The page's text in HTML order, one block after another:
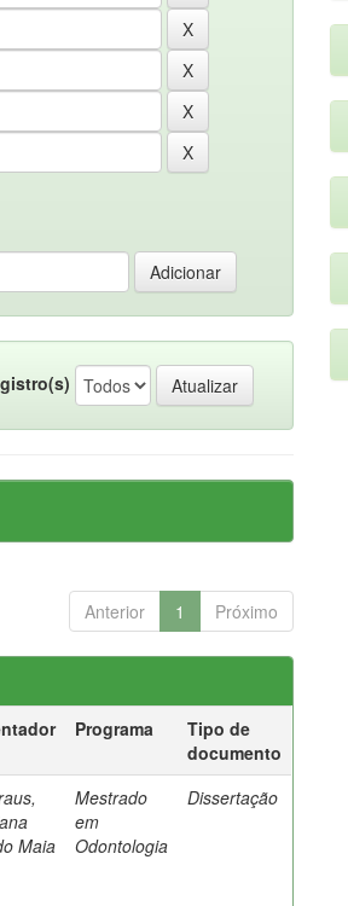
Anterior 1 Próximo
Programa
Tipo de
documento
Maia
Mestrado
em
Odontologia
Dissertação